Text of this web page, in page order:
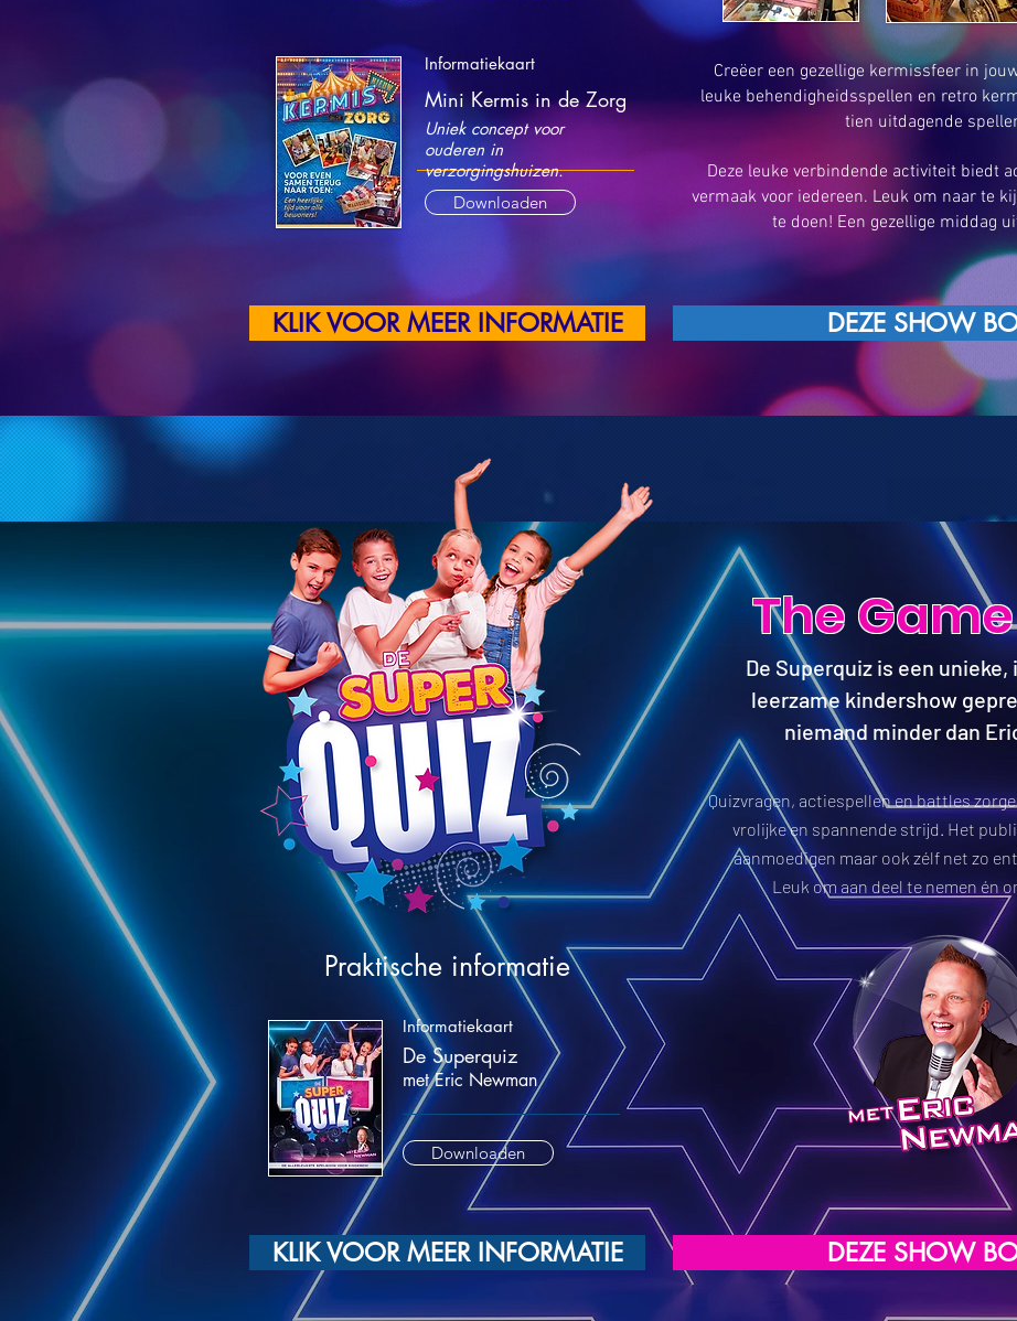
Informatiekaart
Mini Kermis in de Zorg
Downloaden
Creëer een gezellige kermissfeer in
leuke behendigheidsspellen en retro
tien uitdagende
Deze leuke verbindende activiteit biedt
vermaak voor iedereen. Leuk om naar te
te doen! Een gezellige middag
Uniek concept voor
ouderen in
verzorgingshuizen.
KLIK VOOR MEER INFORMATIE DEZE SHOW
Praktische informatie
Informatiekaart
De Superquiz
met Eric Newman
Downloaden
The
De Superquiz is een
leerzame kindershow
niemand minder dan
Quizvragen, actiespellen en battles
vrolijke en spannende strijd. Het
aanmoedigen maar ook zélf net zo
Leuk om aan deel te nemen én
KLIK VOOR MEER INFORMATIE DEZE SHOW